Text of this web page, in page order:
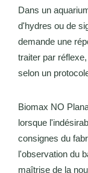
Dans un
d'hydres ou de
demande une
traiter par
selon un
Biomax NO
lorsque
consignes du
l'observation du
maîtrise de la